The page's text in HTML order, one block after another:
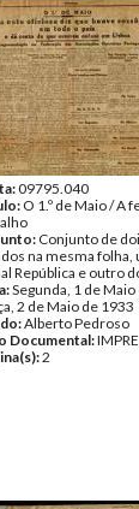
09795.040
O 1.º de Maio / A
Conjunto de
na mesma folha,
República e outro
Segunda, 1 de
2 de Maio de 1933
Alberto Pedroso
Documental:
2